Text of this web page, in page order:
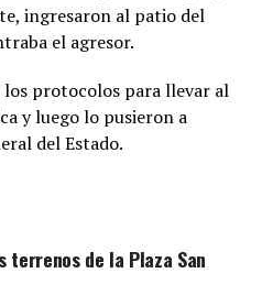
ingresaron al patio del
el agresor.
protocolos para llevar al
y luego lo pusieron a
del Estado.
de la Plaza San